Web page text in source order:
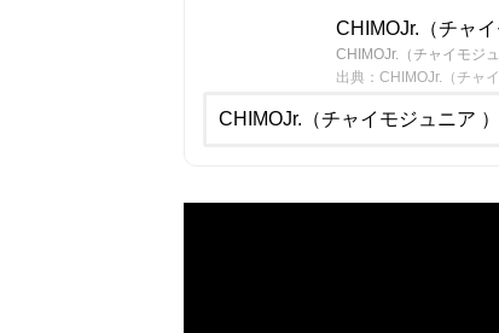
CHIMOJr.（チャ
CHIMOJr.（チャイモジ
出典：CHIMOJr.（チャ
CHIMOJr.（チャイモジュニア